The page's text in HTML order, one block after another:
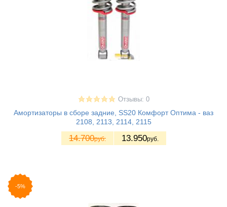
Отзывы: 0
Амортизаторы в сборе задние, SS20 Комфорт Оптима - ваз
2108, 2113, 2114, 2115
14.700руб. 13.950руб.
-5%